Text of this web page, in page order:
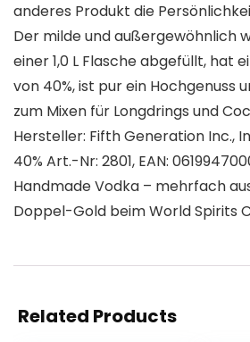
anderes Produkt die
Der milde und außergewöhnlich
einer 1,0 L Flasche abgefüllt, hat
von 40%, ist pur ein Hochgenuss
zum Mixen für Longdrings und
Hersteller: Fifth Generation Inc.,
40% Art.-Nr: 2801, EAN:
Handmade Vodka – mehrfach
Doppel-Gold beim World Spirits
Related Products